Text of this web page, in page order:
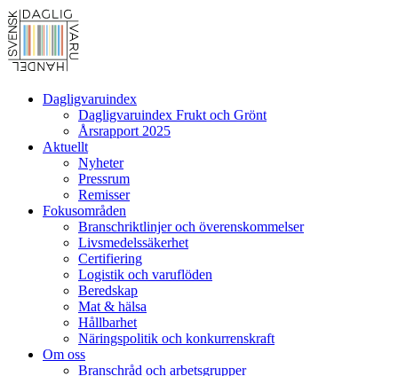
Dagligvaruindex
Dagligvaruindex Frukt och Grönt
Årsrapport 2025
Aktuellt
Nyheter
Pressrum
Remisser
Fokusområden
Branschriktlinjer och överenskommelser
Livsmedelssäkerhet
Certifiering
Logistik och varuflöden
Beredskap
Mat & hälsa
Hållbarhet
Näringspolitik och konkurrenskraft
Om oss
Branschråd och arbetsgrupper